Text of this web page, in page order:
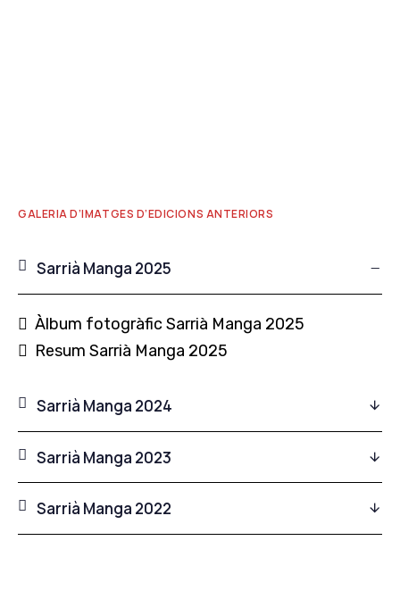
GALERIA D’IMATGES D’EDICIONS ANTERIORS
Sarrià Manga 2025
Àlbum fotogràfic Sarrià Manga 2025
Resum Sarrià Manga 2025
Sarrià Manga 2024
Sarrià Manga 2023
Sarrià Manga 2022